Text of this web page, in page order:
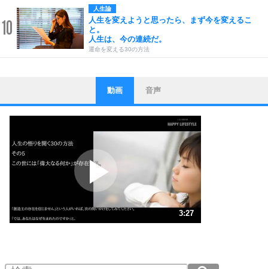
10
人生論
人生を変えようと思ったら、まず今を変えるこ
と。
人生は、今の連続だ。
運命を変える30の方法
1
ストレス対策
他人と比べない。
いっそのこと、他人を見ない。
いらいらしない人になる30の方法
ポジティブになれない原因は、行動しないから。
ポジティブ思考になる30の方法
ストレス対策
人生、なんとかなるもの。
気楽に生きる30の方法
4 器の大きい人は、怒りを優しさで表現する。
動画 音声
3:27